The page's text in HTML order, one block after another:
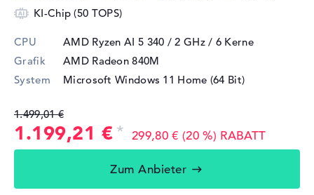
KI-Chip (50 TOPS)
CPU AMD Ryzen AI 5 340 / 2 GHz/ 6 Kerne
Grafik
AMD Radeon 840M
System
Microsoft Windows 11 Home (64 Bit)
1.499,01 €
1.199,21 € 299,80 € (20 %) RABATT
Zum Anbieter